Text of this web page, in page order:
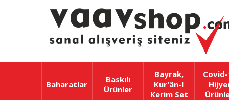
Baharatlar
Baskılı
Ürünler
Bayrak,
Kur'ân-I
Kerim Set